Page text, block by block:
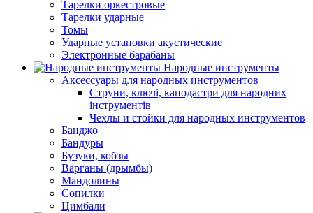
Тарелки оркестровые
Тарелки ударные
Томы
Ударные установки акустические
Электронные барабаны
Народные инструменты
Аксессуары для народных инструментов
Струни, ключі, каподастри для народних
інструментів
Чехлы и стойки для народных инструментов
Банджо
Бандуры
Бузуки, кобзы
Варганы (дрымбы)
Мандолины
Сопилки
Цимбали